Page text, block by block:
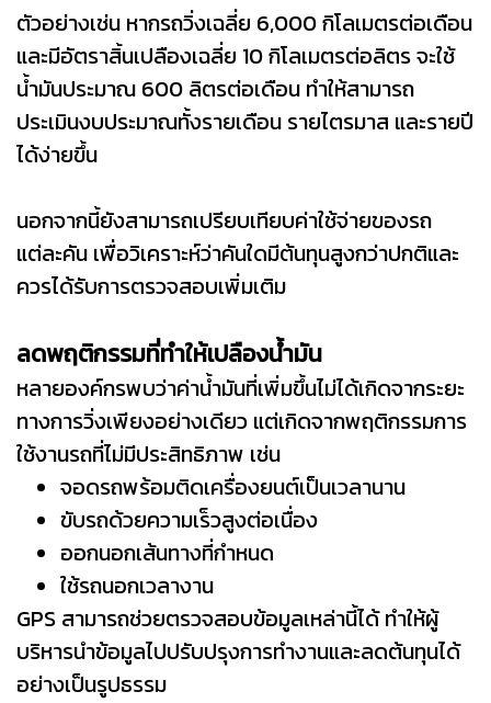
ตัวอย่างเช่น หากรถวิ่งเฉลี่ย 6,000 กิโลเมตรต่อเดือน
และมีอัตราสิ้นเปลืองเฉลี่ย 10 กิโลเมตรต่อลิตร จะใช้
น้ำมันประมาณ 600 ลิตรต่อเดือน ทำให้สามารถ
ประเมินงบประมาณทั้งรายเดือน รายไตรมาส และรายปี
ได้ง่ายขึ้น
นอกจากนี้ยังสามารถเปรียบเทียบค่าใช้จ่ายของรถ
แต่ละคัน เพื่อวิเคราะห์ว่าคันใดมีต้นทุนสูงกว่าปกติและ
ควรได้รับการตรวจสอบเพิ่มเติม
ลดพฤติกรรมที่ทำให้เปลืองน้ำมัน
หลายองค์กรพบว่าค่าน้ำมันที่เพิ่มขึ้นไม่ได้เกิดจากระยะ
ทางการวิ่งเพียงอย่างเดียว แต่เกิดจากพฤติกรรมการ
ใช้งานรถที่ไม่มีประสิทธิภาพ เช่น
จอดรถพร้อมติดเครื่องยนต์เป็นเวลานาน
ขับรถด้วยความเร็วสูงต่อเนื่อง
ออกนอกเส้นทางที่กำหนด
ใช้รถนอกเวลางาน
GPS สามารถช่วยตรวจสอบข้อมูลเหล่านี้ได้ ทำให้ผู้
บริหารนำข้อมูลไปปรับปรุงการทำงานและลดต้นทุนได้
อย่างเป็นรูปธรรม